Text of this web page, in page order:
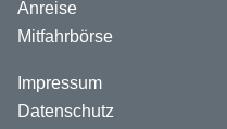
Anreise
Mitfahrbörse
Impressum
Datenschutz